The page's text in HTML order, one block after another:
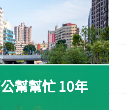
幫幫忙 10年